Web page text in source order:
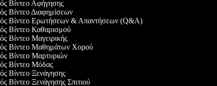
Βίντεο Αφήγησης
Βίντεο Διαφημίσεων
Βίντεο Ερωτήσεων & Απαντήσεων (Q&A)
Βίντεο Καθαρισμού
Βίντεο Μαγειρικής
Βίντεο Μαθημάτων Χορού
Βίντεο Μαρτυριών
Βίντεο Μόδας
Βίντεο Ξενάγησης
Βίντεο Ξενάγησης Σπιτιού